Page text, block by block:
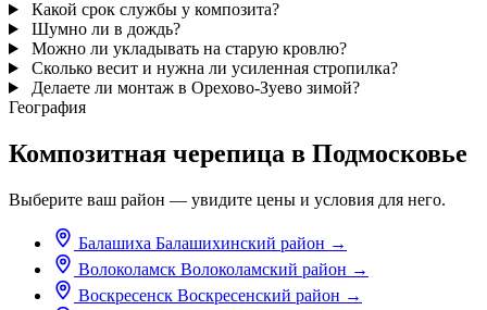
Какой срок службы у композита?
Шумно ли в дождь?
Можно ли укладывать на старую кровлю?
Сколько весит и нужна ли усиленная стропилка?
Делаете ли монтаж в Орехово-Зуево зимой?
География
Композитная черепица в Подмосковье
Выберите ваш район — увидите цены и условия для него.
Балашиха Балашихинский район →
Волоколамск Волоколамский район →
Воскресенск Воскресенский район →